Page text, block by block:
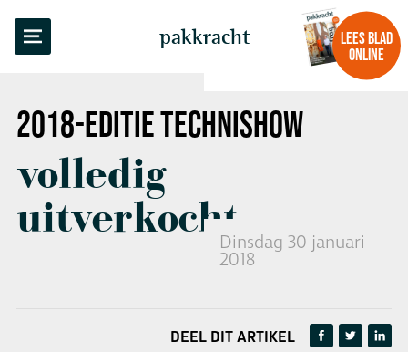
pakkracht
LEES BLAD
ONLINE
2018-EDITIETECHNISHOW
volledig
uitverkocht
Dinsdag 30 januari
2018
TERUG NAAR OVERZICHT
DEEL DIT ARTIKEL